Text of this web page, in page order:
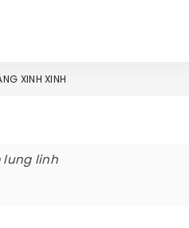
XINH XINH
lung linh